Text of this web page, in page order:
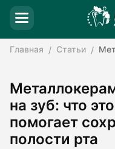
Главная Статьи
на зуб: что
помогает
полости рта